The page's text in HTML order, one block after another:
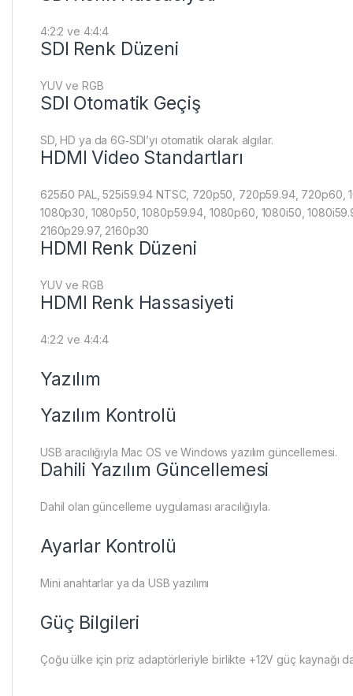
4:2:2 ve 4:4:4
SDI Renk Düzeni
YUV ve RGB
SDI Otomatik Geçiş
SD, HD ya da 6G‑SDI’yı otomatik olarak algılar.
HDMI Video Standartları
625i50 PAL, 525i59.94 NTSC, 720p50, 720p59.94, 720p60,
1080p30, 1080p50, 1080p59.94, 1080p60, 1080i50,
2160p29.97, 2160p30
HDMI Renk Düzeni
YUV ve RGB
HDMI Renk Hassasiyeti
4:2:2 ve 4:4:4
Yazılım
Yazılım Kontrolü
USB aracılığıyla Mac OS ve Windows yazılım güncellemesi.
Dahili Yazılım Güncellemesi
Dahil olan güncelleme uygulaması aracılığıyla.
Ayarlar Kontrolü
Mini anahtarlar ya da USB yazılımı
Güç Bilgileri
Çoğu ülke için priz adaptörleriyle birlikte +12V güç kaynağı